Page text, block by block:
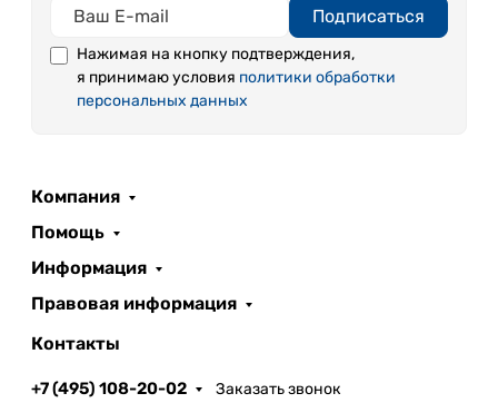
Подписаться
Нажимая на кнопку подтверждения,
я принимаю условия политики обработки
персональных данных
Компания
Помощь
Информация
Правовая информация
Контакты
+7 (495) 108-20-02 Заказать звонок